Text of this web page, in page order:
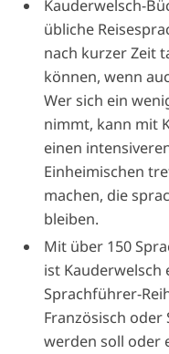
Kauderwelsch-
übliche
nach kurzer Zeit
können, wenn
Wer sich ein
nimmt, kann mit
einen
Einheimischen
machen, die
bleiben.
Mit über 150
ist
Sprachführer-
Französisch
werden soll oder